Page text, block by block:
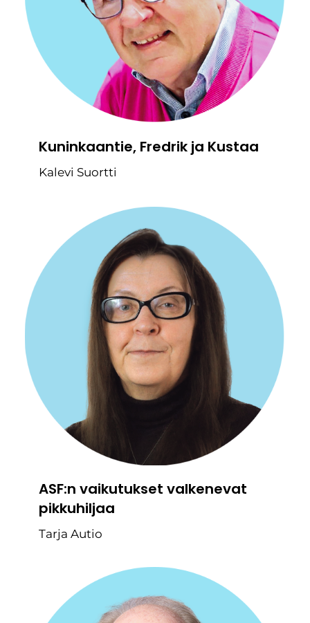
Kuninkaantie, Fredrik ja Kustaa
Kalevi Suortti
ASF:n vaikutukset valkenevat
pikkuhiljaa
Tarja Autio